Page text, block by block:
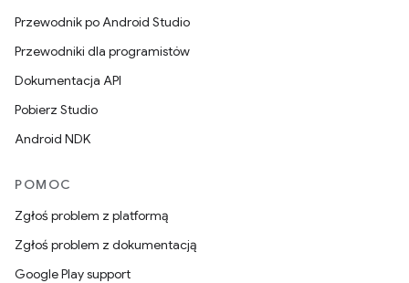
Przewodnik po Android Studio
Przewodniki dla programistów
Dokumentacja API
Pobierz Studio
Android NDK
POMOC
Zgłoś problem z platformą
Zgłoś problem z dokumentacją
Google Play support